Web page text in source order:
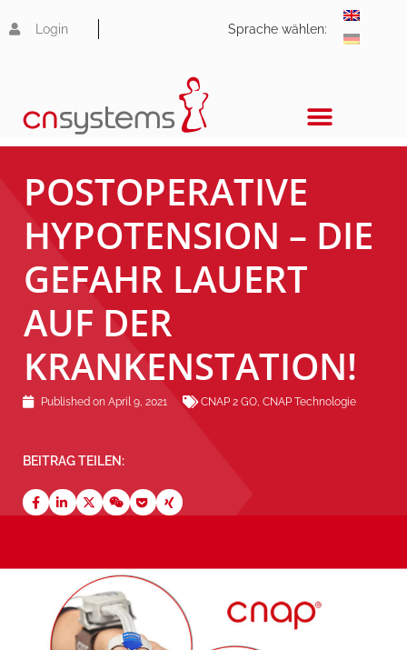
Login Sprache wählen:
POSTOPERATIVE
HYPOTENSION – DIE
GEFAHR LAUERT
AUF DER
KRANKENSTATION!
Published on April 9, 2021 CNAP 2 GO, CNAP Technologie
BEITRAG TEILEN: